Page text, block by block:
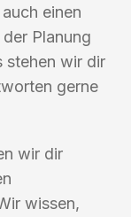
einen
Planung
stehen wir dir
gerne
wir dir
wissen,